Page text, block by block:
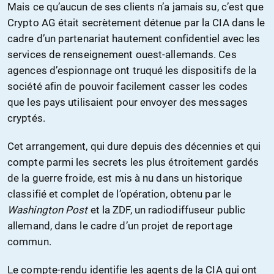
Mais ce qu’aucun de ses clients n’a jamais su, c’est que
Crypto AG était secrètement détenue par la CIA dans le
cadre d’un partenariat hautement confidentiel avec les
services de renseignement ouest-allemands. Ces
agences d’espionnage ont truqué les dispositifs de la
société afin de pouvoir facilement casser les codes
que les pays utilisaient pour envoyer des messages
cryptés.
Cet arrangement, qui dure depuis des décennies et qui
compte parmi les secrets les plus étroitement gardés
de la guerre froide, est mis à nu dans un historique
classifié et complet de l’opération, obtenu par le
Washington Postet la ZDF, un radiodiffuseur public
allemand, dans le cadre d’un projet de reportage
commun.
Le compte-rendu identifie les agents de la CIA qui ont